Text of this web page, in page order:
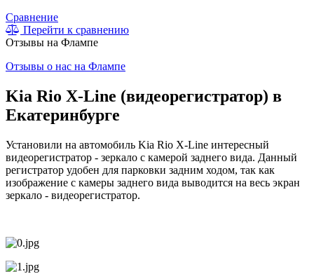
Сравнение
Перейти к сравнению
Отзывы на Флампе
Отзывы о нас на Флампе
Kia Rio X-Line (видеорегистратор) в
Екатеринбурге
Установили на автомобиль Kia Rio X-Line интересный
видеорегистратор - зеркало с камерой заднего вида. Данный
регистратор удобен для парковки задним ходом, так как
изображение с камеры заднего вида выводится на весь экран
зеркало - видеорегистратор.